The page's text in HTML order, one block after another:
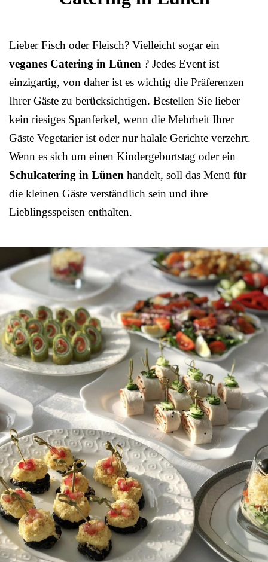
Lieber Fisch oder Fleisch? Vielleicht sogar ein
veganes Catering in Lünen ? Jedes Event ist
einzigartig, von daher ist es wichtig die Präferenzen
Ihrer Gäste zu berücksichtigen. Bestellen Sie lieber
kein riesiges Spanferkel, wenn die Mehrheit Ihrer
Gäste Vegetarier ist oder nur halale Gerichte verzehrt.
Wenn es sich um einen Kindergeburtstag oder ein
Schulcatering in Lünen handelt, soll das Menü für
die kleinen Gäste verständlich sein und ihre
Lieblingsspeisen enthalten.